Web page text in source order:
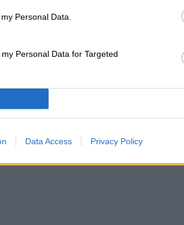
Personal Data.
Personal Data for Targeted
Data Access Privacy Policy